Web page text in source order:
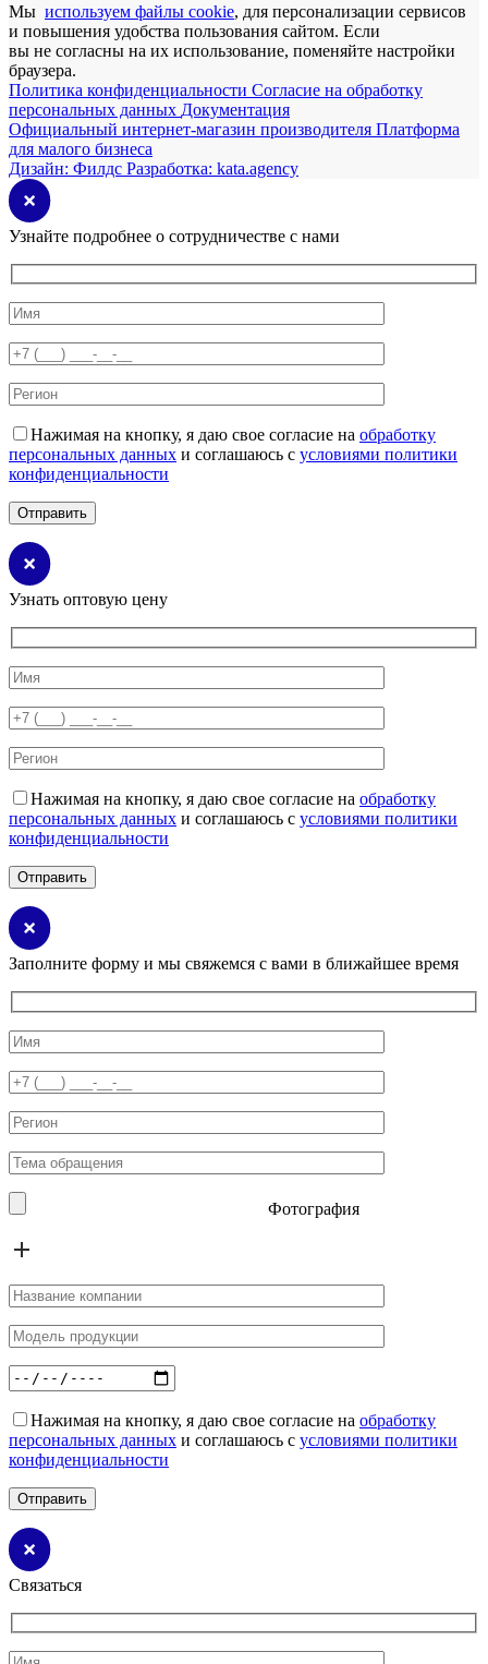
Мы используем файлы cookie, для персонализации сервисов
и повышения удобства пользования сайтом. Если
вы не согласны на их использование, поменяйте настройки
браузера.
Политика конфиденциальности Согласие на обработку
персональных данных Документация
Официальный интернет-магазин производителя Платформа
для малого бизнеса
Дизайн: Филдс Разработка: kata.agency
Узнайте подробнее о сотрудничестве с нами
Нажимая на кнопку, я даю свое согласие на обработку
персональных данных и соглашаюсь с условиями политики
конфиденциальности
Узнать оптовую цену
Нажимая на кнопку, я даю свое согласие на обработку
персональных данных и соглашаюсь с условиями политики
конфиденциальности
Заполните форму и мы свяжемся с вами в ближайшее время
Фотография
Нажимая на кнопку, я даю свое согласие на обработку
персональных данных и соглашаюсь с условиями политики
конфиденциальности
Связаться